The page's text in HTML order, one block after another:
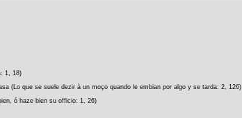
1, 18)
(Lo que se suele dezir à un moço quando le embian por algo y se tarda: 2, 126)
ó haze bien su officio: 1, 26)